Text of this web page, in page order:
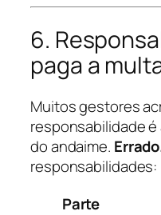
6.
paga a
Muitos gestores
responsabilidade
do andaime.
responsabilidades:
Parte